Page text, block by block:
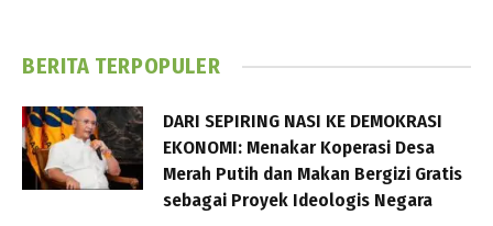
BERITA TERPOPULER
DARI SEPIRING NASI KE DEMOKRASI
EKONOMI: Menakar Koperasi Desa
Merah Putih dan Makan Bergizi Gratis
sebagai Proyek Ideologis Negara